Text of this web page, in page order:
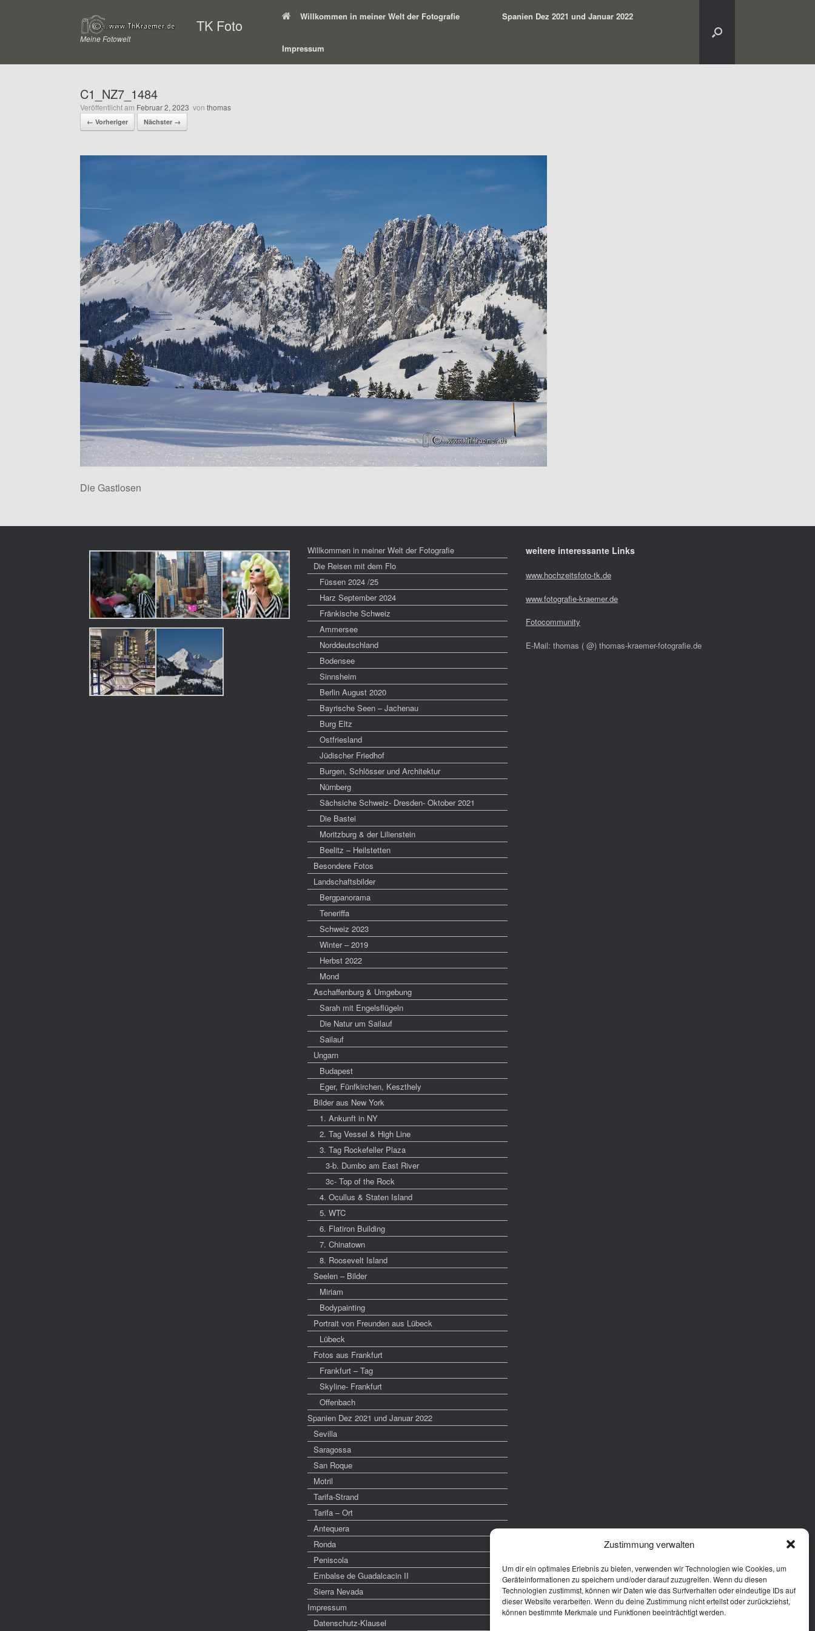
Zustimmung verwalten
Um dir ein optimales Erlebnis zu bieten, verwenden wir Technologien wie Cookies, um
Geräteinformationen zu speichern und/oder darauf zuzugreifen. Wenn du diesen
Technologien zustimmst, können wir Daten wie das Surfverhalten oder eindeutige IDs auf
dieser Website verarbeiten. Wenn du deine Zustimmung nicht erteilst oder zurückziehst,
können bestimmte Merkmale und Funktionen beeinträchtigt werden.
TK Foto
Meine Fotowelt
Willkommen in meiner Welt der Fotografie Spanien Dez 2021 und Januar 2022
Impressum
C1_NZ7_1484
Veröffentlicht am Februar 2, 2023 von thomas
← Vorheriger Nächster →
Die Gastlosen
Willkommen in meiner Welt der Fotografie
Die Reisen mit dem Flo
Füssen 2024 /25
Harz September 2024
Fränkische Schweiz
Ammersee
Norddeutschland
Bodensee
Sinnsheim
Berlin August 2020
Bayrische Seen – Jachenau
Burg Eltz
Ostfriesland
Jüdischer Friedhof
Burgen, Schlösser und Architektur
Nürnberg
Sächsiche Schweiz- Dresden- Oktober 2021
Die Bastei
Moritzburg & der Lilienstein
Beelitz – Heilstetten
Besondere Fotos
Landschaftsbilder
Bergpanorama
Teneriffa
Schweiz 2023
Winter – 2019
Herbst 2022
Mond
Aschaffenburg & Umgebung
Sarah mit Engelsflügeln
Die Natur um Sailauf
Sailauf
Ungarn
Budapest
Eger, Fünfkirchen, Keszthely
Bilder aus New York
1. Ankunft in NY
2. Tag Vessel & High Line
3. Tag Rockefeller Plaza
3-b. Dumbo am East River
3c- Top of the Rock
4. Ocullus & Staten Island
5. WTC
6. Flatiron Building
7. Chinatown
8. Roosevelt Island
Seelen – Bilder
Miriam
Bodypainting
Portrait von Freunden aus Lübeck
Lübeck
Fotos aus Frankfurt
Frankfurt – Tag
Skyline- Frankfurt
Offenbach
Spanien Dez 2021 und Januar 2022
Sevilla
Saragossa
San Roque
Motril
Tarifa-Strand
Tarifa – Ort
Antequera
Ronda
Peniscola
Embalse de Guadalcacin II
Sierra Nevada
Impressum
Datenschutz-Klausel
weitere interessante Links
www.hochzeitsfoto-tk.de
www.fotografie-kraemer.de
Fotocommunity
E-Mail: thomas ( @) thomas-kraemer-fotografie.de